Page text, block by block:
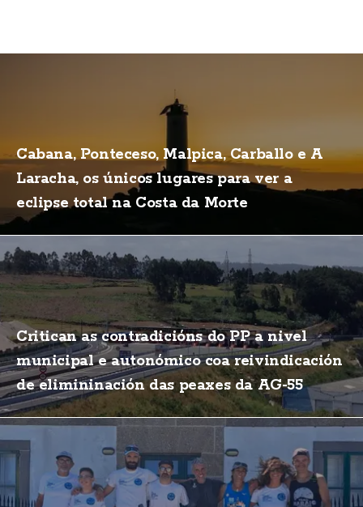
Cabana, Ponteceso, Malpica, Carballo e A
Laracha, os únicos lugares para ver a
eclipse total na Costa da Morte
Critican as contradicións do PP a nivel
municipal e autonómico coa reivindicación
de elimininación das peaxes da AG-55